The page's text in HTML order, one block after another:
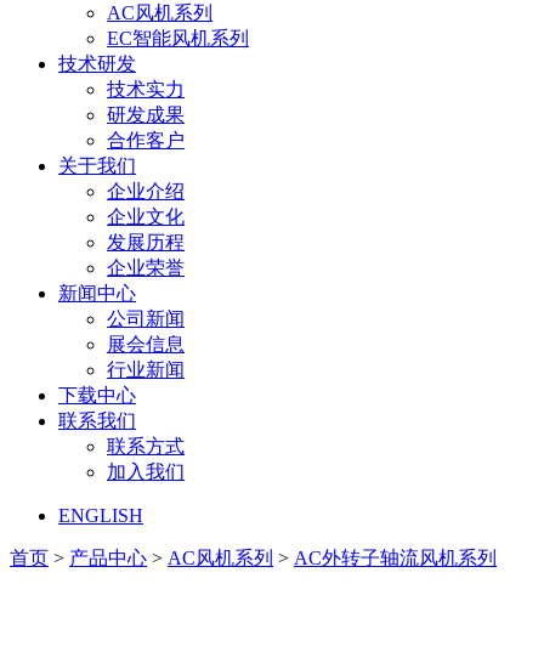
AC风机系列
EC智能风机系列
技术研发
技术实力
研发成果
合作客户
关于我们
企业介绍
企业文化
发展历程
企业荣誉
新闻中心
公司新闻
展会信息
行业新闻
下载中心
联系我们
联系方式
加入我们
ENGLISH
首页 > 产品中心 > AC风机系列 > AC外转子轴流风机系列